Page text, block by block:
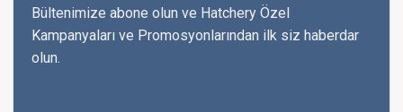
Bültenimize abone olun ve Hatchery Özel
Kampanyaları ve Promosyonlarından ilk siz haberdar
olun.